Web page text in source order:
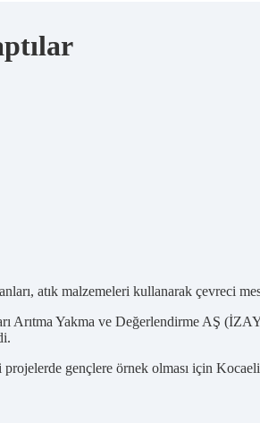
atık malzemeleri kullanarak çevreci
Arıtma Yakma ve Değerlendirme AŞ
gençlere örnek olması için